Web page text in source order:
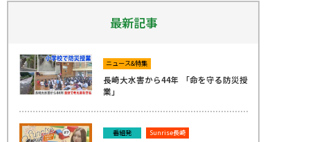
最新記事
ニュース&特集
長崎大水害から44年 「命を守る防災授
業」
番組発 Sunrise長崎